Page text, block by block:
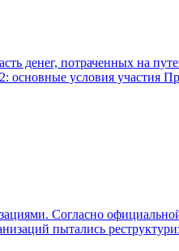
денег, потраченных на
условия участия
Согласно
пытались